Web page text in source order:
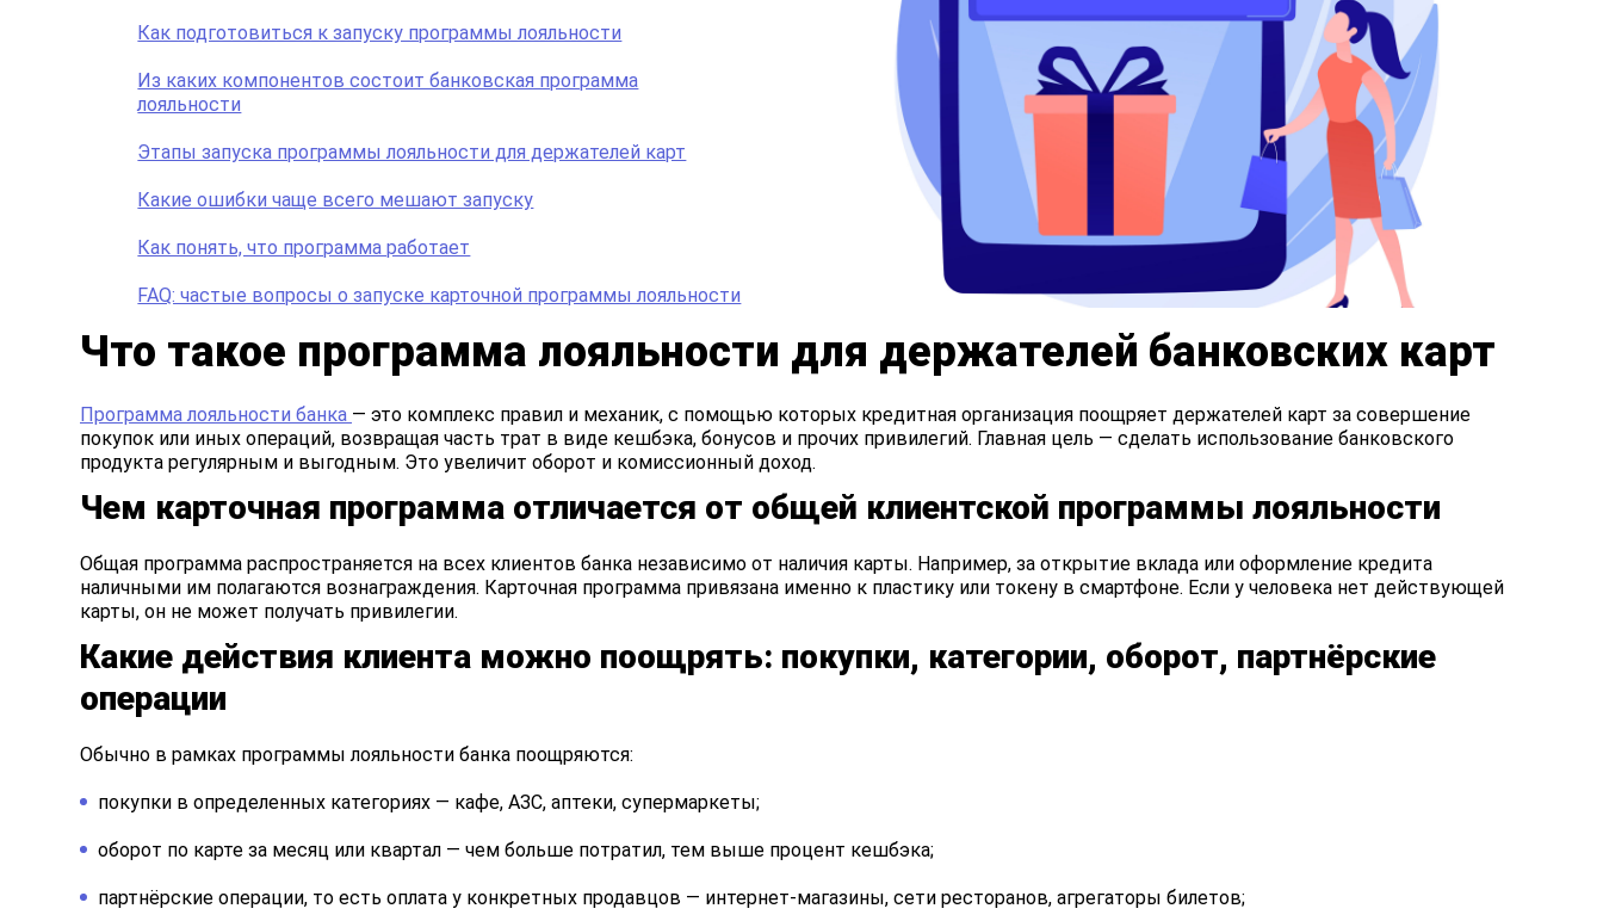
Как подготовиться к запуску программы лояльности
Из каких компонентов состоит банковская программа
лояльности
Этапы запуска программы лояльности для держателей карт
Какие ошибки чаще всего мешают запуску
Как понять, что программа работает
FAQ: частые вопросы о запуске карточной программы лояльности
Что такое программа лояльности для держателей банковских карт
Программа лояльности банка — это комплекс правил и механик, с помощью которых кредитная организация поощряет держателей карт за совершение
покупок или иных операций, возвращая часть трат в виде кешбэка, бонусов и прочих привилегий. Главная цель — сделать использование банковского
продукта регулярным и выгодным. Это увеличит оборот и комиссионный доход.
Чем карточная программа отличается от общей клиентской программы лояльности
Общая программа распространяется на всех клиентов банка независимо от наличия карты. Например, за открытие вклада или оформление кредита
наличными им полагаются вознаграждения. Карточная программа привязана именно к пластику или токену в смартфоне. Если у человека нет действующей
карты, он не может получать привилегии.
Какие действия клиента можно поощрять: покупки, категории, оборот, партнёрские
операции
Обычно в рамках программы лояльности банка поощряются:
покупки в определенных категориях — кафе, АЗС, аптеки, супермаркеты;
оборот по карте за месяц или квартал — чем больше потратил, тем выше процент кешбэка;
партнёрские операции, то есть оплата у конкретных продавцов — интернет-магазины, сети ресторанов, агрегаторы билетов;